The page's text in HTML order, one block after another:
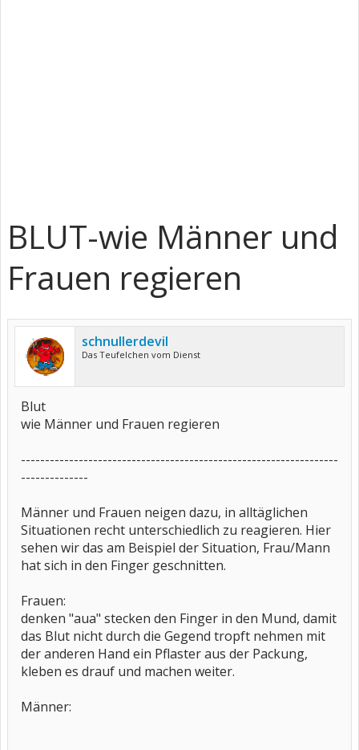
BLUT-wie Männer und
Frauen regieren
schnullerdevil
Das Teufelchen vom Dienst
Blut
wie Männer und Frauen regieren
------------------------------------------------------------------
--------------
Männer und Frauen neigen dazu, in alltäglichen
Situationen recht unterschiedlich zu reagieren. Hier
sehen wir das am Beispiel der Situation, Frau/Mann
hat sich in den Finger geschnitten.
Frauen:
denken "aua" stecken den Finger in den Mund, damit
das Blut nicht durch die Gegend tropft nehmen mit
der anderen Hand ein Pflaster aus der Packung,
kleben es drauf und machen weiter.
Männer: